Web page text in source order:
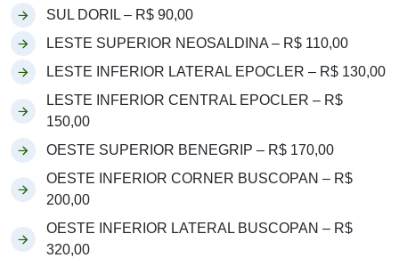
SUL DORIL – R$ 90,00
LESTE SUPERIOR NEOSALDINA – R$ 110,00
LESTE INFERIOR LATERAL EPOCLER – R$ 130,00
LESTE INFERIOR CENTRAL EPOCLER – R$
150,00
OESTE SUPERIOR BENEGRIP – R$ 170,00
OESTE INFERIOR CORNER BUSCOPAN – R$
200,00
OESTE INFERIOR LATERAL BUSCOPAN – R$
320,00